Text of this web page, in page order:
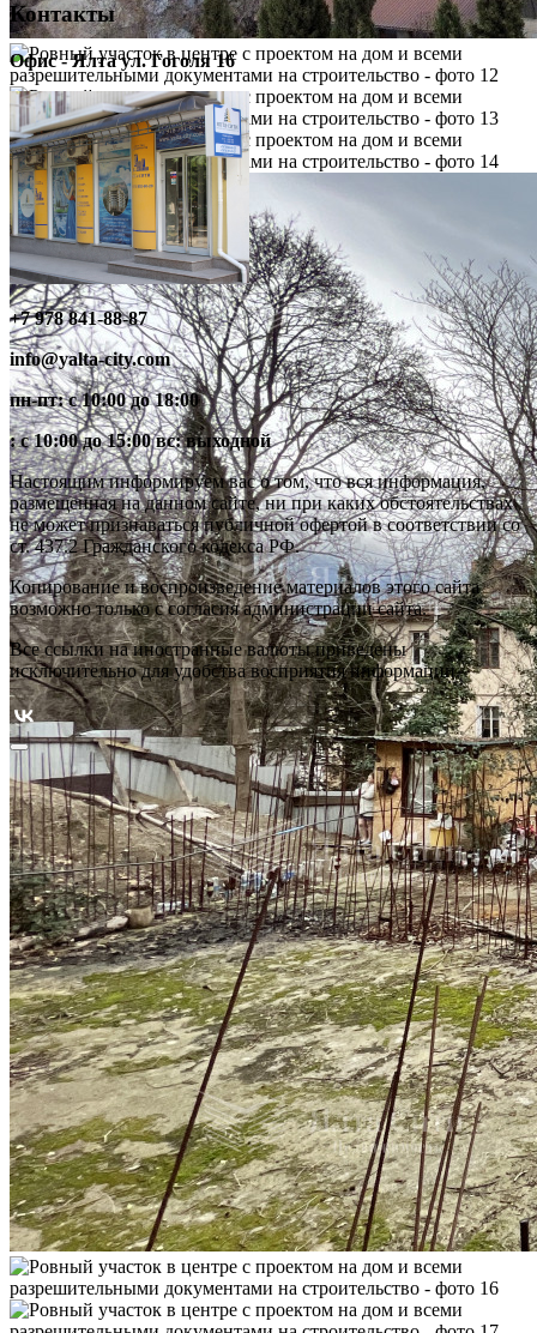
Контакты
Офис - Ялта ул. Гоголя 16
+7 978 841-88-87
info@yalta-city.com
пн-пт: с 10:00 до 18:00
: с 10:00 до 15:00 вс: выходной
Настоящим информируем вас о том, что вся информация,
размещенная на данном сайте, ни при каких обстоятельствах
не может признаваться публичной офертой в соответствии со
ст. 437.2 Гражданского кодекса РФ.
Копирование и воспроизведение материалов этого сайта
возможно только с согласия администрации сайта.
Все ссылки на иностранные валюты приведены
исключительно для удобства восприятия информации.